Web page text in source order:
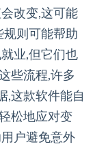
改变,这可能
规则可能帮助
业,但它们也
些流程,许多
,这款软件能自
松地应对变
户避免意外